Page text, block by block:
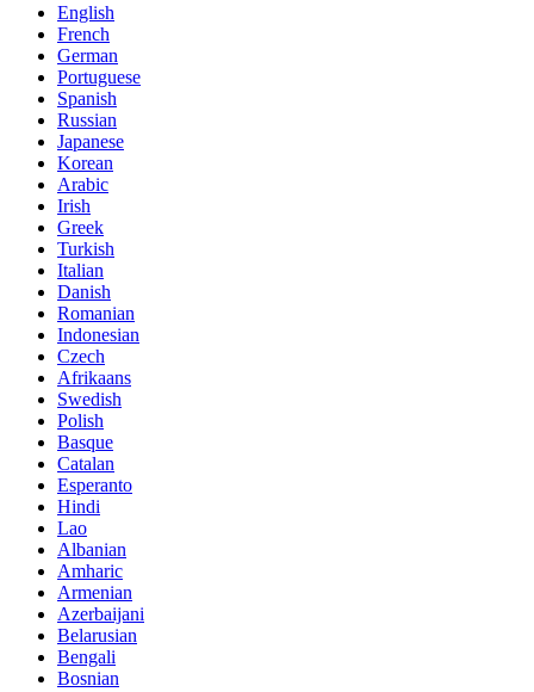
English
French
German
Portuguese
Spanish
Russian
Japanese
Korean
Arabic
Irish
Greek
Turkish
Italian
Danish
Romanian
Indonesian
Czech
Afrikaans
Swedish
Polish
Basque
Catalan
Esperanto
Hindi
Lao
Albanian
Amharic
Armenian
Azerbaijani
Belarusian
Bengali
Bosnian